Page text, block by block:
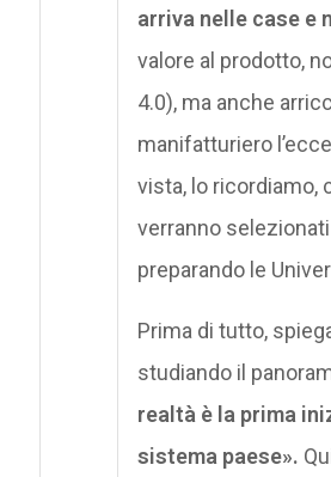
arriva nelle case e
valore al prodotto,
4.0), ma anche
manifatturiero
vista, lo ricordiamo,
verranno
preparando le
Prima di tutto,
studiando il
realtà è la prima
sistema paese».